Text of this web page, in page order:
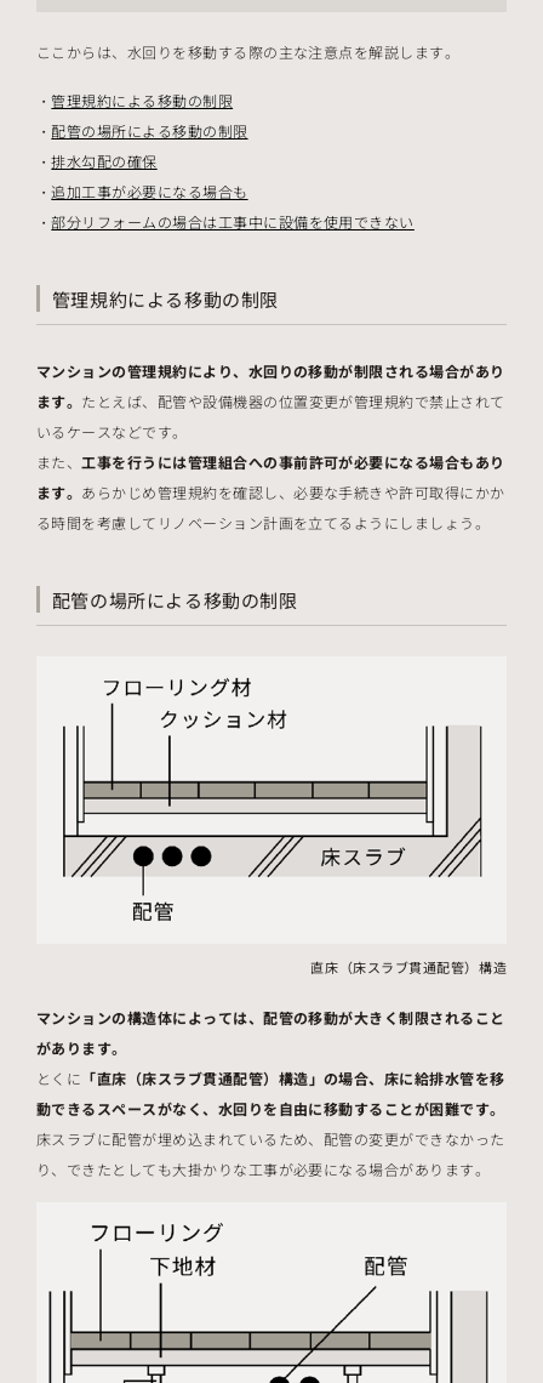
ここからは、水回りを移動する際の主な注意点を解説します。
管理規約による移動の制限
配管の場所による移動の制限
排水勾配の確保
追加工事が必要になる場合も
部分リフォームの場合は工事中に設備を使用できない
管理規約による移動の制限
マンションの管理規約により、水回りの移動が制限される場合があり
ます。 たとえば、配管や設備機器の位置変更が管理規約で禁止されて
いるケースなどです。
また、 工事を行うには管理組合への事前許可が必要になる場合もあり
ます。 あらかじめ管理規約を確認し、必要な手続きや許可取得にかか
る時間を考慮してリノベーション計画を立てるようにしましょう。
配管の場所による移動の制限
直床（床スラブ貫通配管）構造
マンションの構造体によっては、配管の移動が大きく制限されること
があります。
とくに 「直床（床スラブ貫通配管）構造」の場合、床に給排水管を移
動できるスペースがなく、水回りを自由に移動することが困難です。
床スラブに配管が埋め込まれているため、配管の変更ができなかった
り、できたとしても大掛かりな工事が必要になる場合があります。